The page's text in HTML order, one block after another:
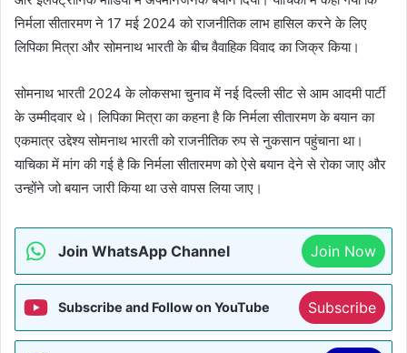
निर्मला सीतारमण ने 17 मई 2024 को राजनीतिक लाभ हासिल करने के लिए
लिपिका मित्रा और सोमनाथ भारती के बीच वैवाहिक विवाद का जिक्र किया।
सोमनाथ भारती 2024 के लोकसभा चुनाव में नई दिल्ली सीट से आम आदमी पार्टी
के उम्मीदवार थे। लिपिका मित्रा का कहना है कि निर्मला सीतारमण के बयान का
एकमात्र उद्देश्य सोमनाथ भारती को राजनीतिक रुप से नुकसान पहुंचाना था।
याचिका में मांग की गई है कि निर्मला सीतारमण को ऐसे बयान देने से रोका जाए और
उन्होंने जो बयान जारी किया था उसे वापस लिया जाए।
Join WhatsApp Channel Join Now
Subscribe and Follow on YouTube Subscribe